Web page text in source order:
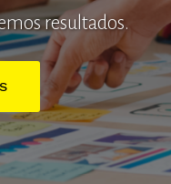
resultados.